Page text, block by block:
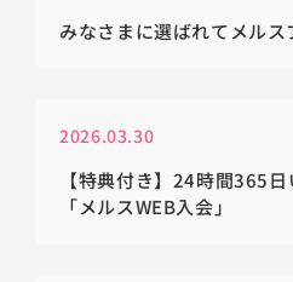
みなさまに選ばれてメルス
2026.03.30
【特典付き】24時間365
「メルスWEB入会」